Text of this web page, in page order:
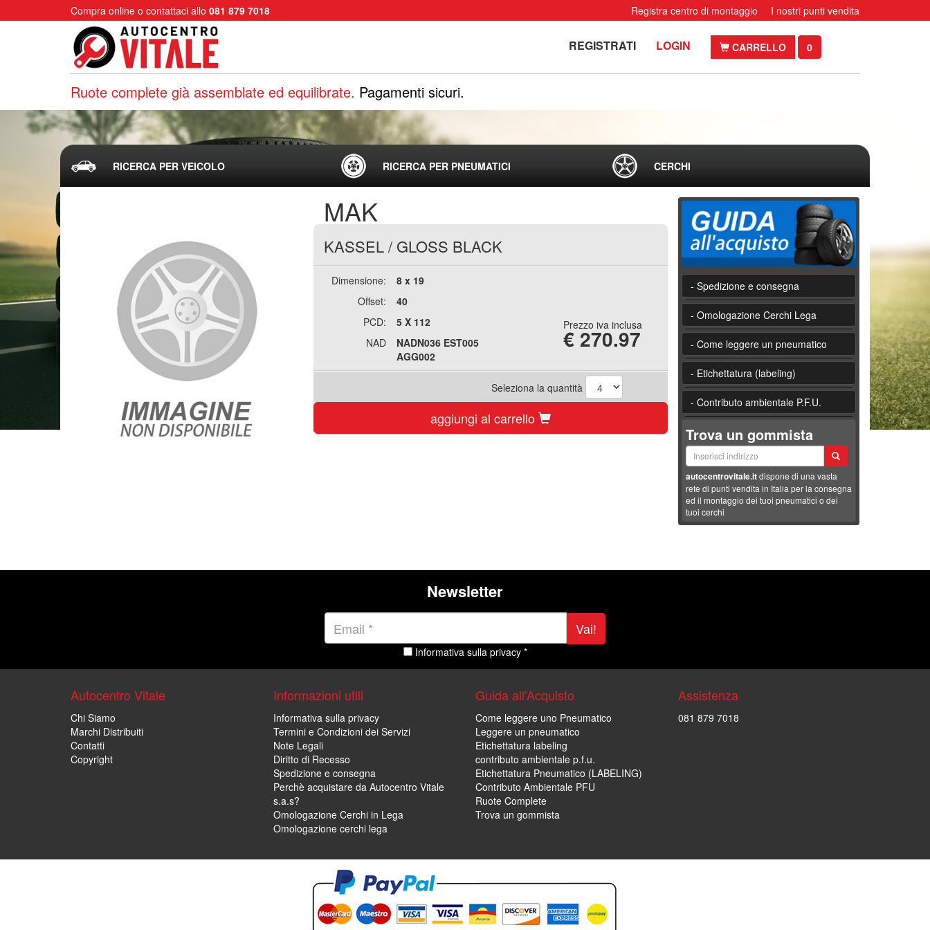
Compra online o contattaci allo 081 879 7018 Registra centro di montaggio I nostri punti vendita
REGISTRATI LOGIN CARRELLO 0
Ruote complete già assemblate ed equilibrate. Pagamenti sicuri.
RICERCA PER VEICOLO RICERCA PER PNEUMATICI CERCHI
MAK
KASSEL/ GLOSS BLACK
Dimensione:
8 x 19
Offset:
40
PCD:
5 X 112
NAD
NADN036 EST005
AGG002
Prezzo iva inclusa
€ 270.97
Seleziona la quantità
aggiungi al carrello
- Spedizione e consegna
- Omologazione Cerchi Lega
- Come leggere un pneumatico
- Etichettatura (labeling)
- Contributo ambientale P.F.U.
Trova un gommista
autocentrovitale.itdispone di una vasta
rete di punti vendita in Italia per la consegna
ed il montaggio dei tuoi pneumatici o dei
tuoi cerchi
Newsletter
Vai!
Informativa sulla privacy *
Autocentro Vitale
Chi Siamo
Marchi Distribuiti
Contatti
Copyright
Informazioni utili
Informativa sulla privacy
Termini e Condizioni dei Servizi
Note Legali
Diritto di Recesso
Spedizione e consegna
Perchè acquistare da Autocentro Vitale
s.a.s?
Omologazione Cerchi in Lega
Omologazione cerchi lega
Guida all'Acquisto
Come leggere uno Pneumatico
Leggere un pneumatico
Etichettatura labeling
contributo ambientale p.f.u.
Etichettatura Pneumatico (LABELING)
Contributo Ambientale PFU
Ruote Complete
Trova un gommista
Assistenza
081 879 7018